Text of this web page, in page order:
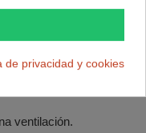
(siempre mayor
ventilación.
de privacidad y cookies